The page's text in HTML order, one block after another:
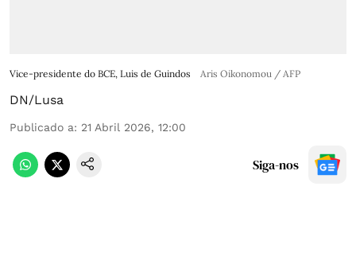
Vice-presidente do BCE, Luis de Guindos Aris Oikonomou / AFP
DN/Lusa
Publicado a: 21 Abril 2026, 12:00
Siga-nos